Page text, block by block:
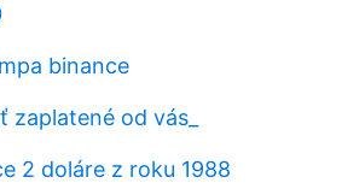
binance
od vás_
2 doláre z roku 1988